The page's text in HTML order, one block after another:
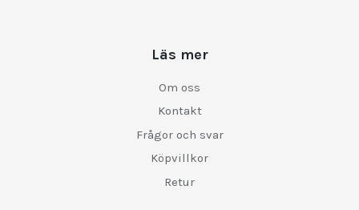
Läs mer
Om oss
Kontakt
Frågor och svar
Köpvillkor
Retur